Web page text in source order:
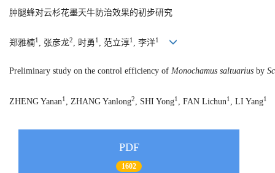
肿腿蜂对云杉花墨天牛防治效果的初步研究
郑雅楠1 , 张彦龙2, 时勇1 , 范立淳1 , 李洋1
Preliminary study on the control efficiency of Monochamus saltuarius by
ZHENG Yanan1 , ZHANG Yanlong2 , SHI Yong1 , FAN Lichun1 , LI Yang1
PDF
1602